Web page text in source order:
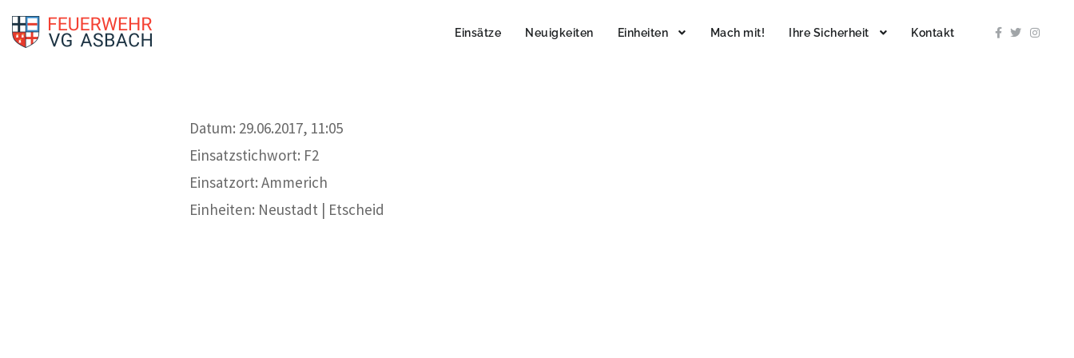
Einsätze Neuigkeiten Einheiten Mach mit! Ihre Sicherheit Kontakt
Datum: 29.06.2017, 11:05
Einsatzstichwort: F2
Einsatzort: Ammerich
Einheiten: Neustadt | Etscheid